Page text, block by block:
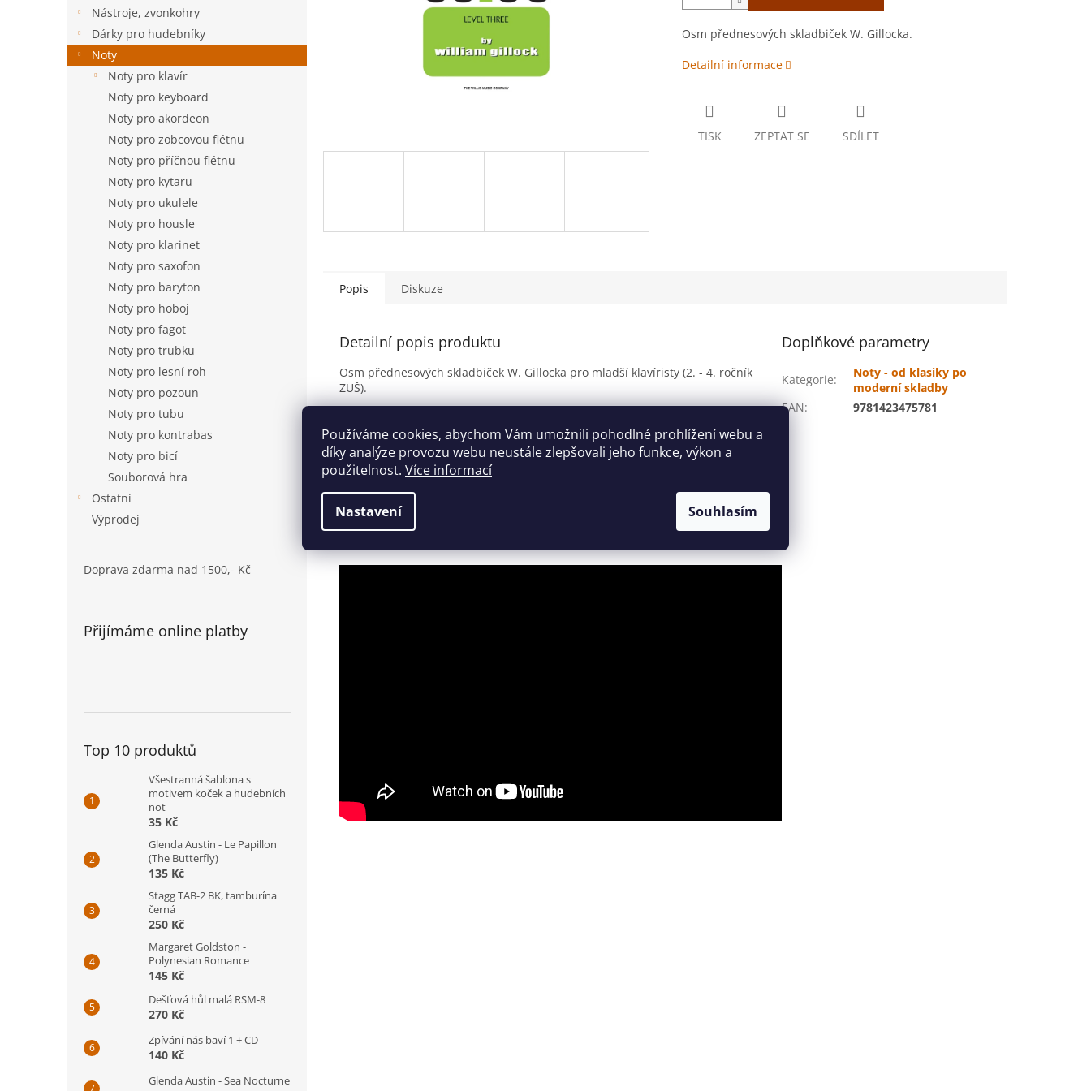
Používáme cookies, abychom Vám umožnili pohodlné prohlížení webu a
díky analýze provozu webu neustále zlepšovali jeho funkce, výkon a
použitelnost. Více informací
Nastavení Souhlasím
l
Nástroje, zvonkohry
Dárky pro hudebníky
Noty
Noty pro klavír
Noty pro keyboard
Noty pro akordeon
Noty pro zobcovou flétnu
Noty pro příčnou flétnu
Noty pro kytaru
Noty pro ukulele
Noty pro housle
Noty pro klarinet
Noty pro saxofon
Noty pro baryton
Noty pro hoboj
Noty pro fagot
Noty pro trubku
Noty pro lesní roh
Noty pro pozoun
Noty pro tubu
Noty pro kontrabas
Noty pro bicí
Souborová hra
Ostatní
Výprodej
Doprava zdarma nad 1500,- Kč
Přijímáme online platby
Top 10 produktů
Všestranná šablona s
motivem koček a hudebních
not
35 Kč
Glenda Austin - Le Papillon
(The Butterfly)
135 Kč
Stagg TAB-2 BK, tamburína
černá
250 Kč
Margaret Goldston -
Polynesian Romance
145 Kč
Dešťová hůl malá RSM-8
270 Kč
Zpívání nás baví 1 + CD
140 Kč
Glenda Austin - Sea Nocturne
Osm přednesových skladbiček W. Gillocka.
Detailní informace
TISK ZEPTAT SE SDÍLET
Popis Diskuze
Detailní popis produktu
Osm přednesových skladbiček W. Gillocka pro mladší klavíristy (2. - 4. ročník
ZUŠ).
At the Circus
Dance of the Toys
Drifting Clouds
Oriental Market-Place
The Queen´s Minuet
Sliding in the Snow
Summertime Blues
Doplňkové parametry
Kategorie:
Noty - od klasiky po
moderní skladby
EAN: 9781423475781